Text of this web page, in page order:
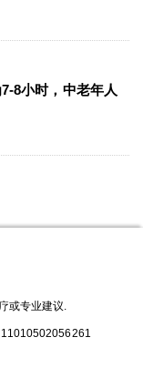
8小时，中老年人
或专业建议.